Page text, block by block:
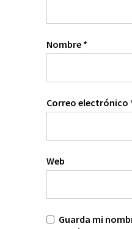
Nombre *
Correo electrónico
Web
Guarda mi